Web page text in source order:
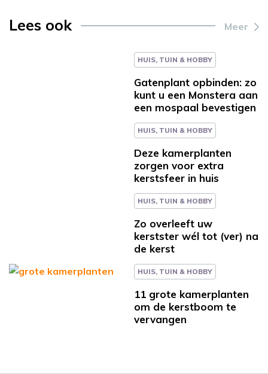
Lees ook Meer
HUIS, TUIN & HOBBY
Gatenplant opbinden: zo
kunt u een Monstera aan
een mospaal bevestigen
HUIS, TUIN & HOBBY
Deze kamerplanten
zorgen voor extra
kerstsfeer in huis
HUIS, TUIN & HOBBY
Zo overleeft uw
kerstster wél tot (ver) na
de kerst
HUIS, TUIN & HOBBY
11 grote kamerplanten
om de kerstboom te
vervangen